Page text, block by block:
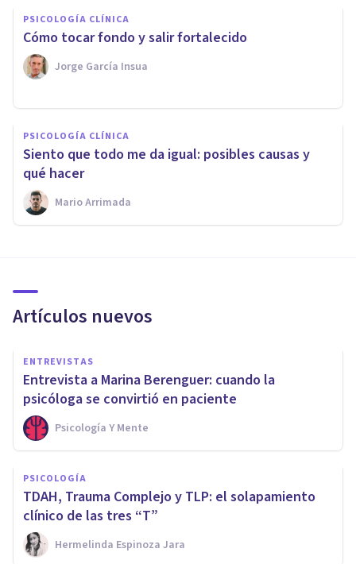
PSICOLOGÍA CLÍNICA
Cómo tocar fondo y salir fortalecido
Jorge García Insua
PSICOLOGÍA CLÍNICA
Siento que todo me da igual: posibles causas y
qué hacer
Mario Arrimada
Artículos nuevos
ENTREVISTAS
Entrevista a Marina Berenguer: cuando la
psicóloga se convirtió en paciente
Psicología Y Mente
PSICOLOGÍA
TDAH, Trauma Complejo y TLP: el solapamiento
clínico de las tres “T”
Hermelinda Espinoza Jara